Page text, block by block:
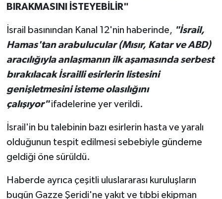
BIRAKMASINI İSTEYEBİLİR"
İsrail basınından Kanal 12'nin haberinde, "İsrail,
Hamas'tan arabulucular (Mısır, Katar ve ABD)
aracılığıyla anlaşmanın ilk aşamasında serbest
bırakılacak İsrailli esirlerin listesini
genişletmesini isteme olasılığını
çalışıyor"ifadelerine yer verildi.
İsrail'in bu talebinin bazı esirlerin hasta ve yaralı
olduğunun tespit edilmesi sebebiyle gündeme
geldiği öne sürüldü.
Haberde ayrıca çeşitli uluslararası kuruluşların
bugün Gazze Şeridi'ne yakıt ve tıbbi ekipman